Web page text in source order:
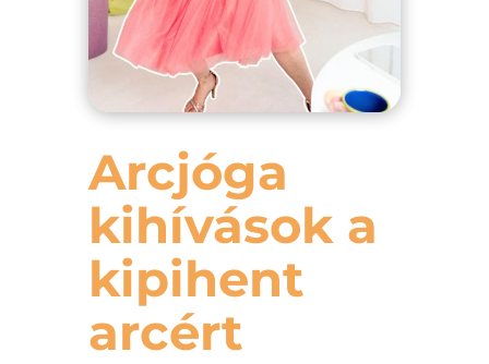
Arcjóga
kihívások a
kipihent
arcért